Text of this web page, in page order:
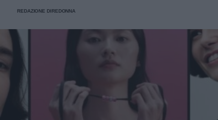
REDAZIONE DIREDONNA